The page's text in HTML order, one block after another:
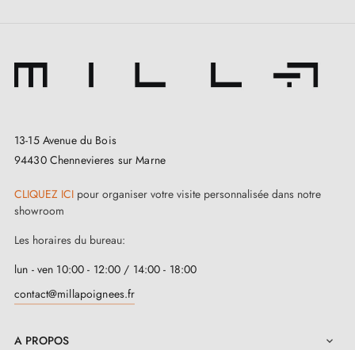
13-15 Avenue du Bois
94430 Chennevieres sur Marne
CLIQUEZ ICI pour organiser votre visite personnalisée dans notre
showroom
Les horaires du bureau:
lun - ven 10:00 - 12:00 / 14:00 - 18:00
contact@millapoignees.fr
A PROPOS 